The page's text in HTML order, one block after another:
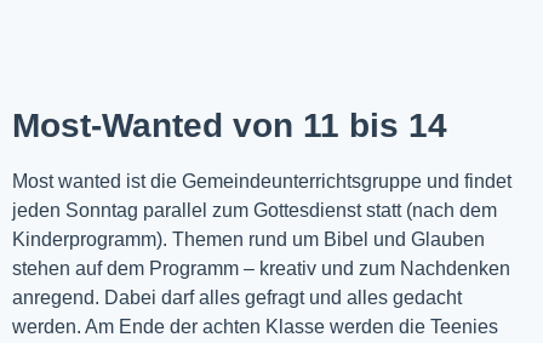
Most-Wanted von 11 bis 14
Most wanted ist die Gemeindeunterrichtsgruppe und findet
jeden Sonntag parallel zum Gottesdienst statt (nach dem
Kinderprogramm). Themen rund um Bibel und Glauben
stehen auf dem Programm – kreativ und zum Nachdenken
anregend. Dabei darf alles gefragt und alles gedacht
werden. Am Ende der achten Klasse werden die Teenies